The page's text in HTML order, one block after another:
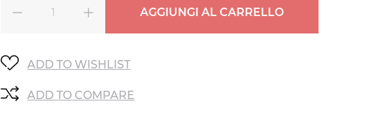
AGGIUNGI AL CARRELLO
ADD TO WISHLIST
ADD TO COMPARE